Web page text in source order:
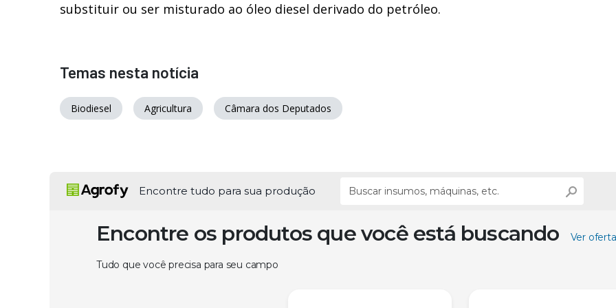
substituir ou ser misturado ao óleo diesel derivado do petróleo.
Temas nesta notícia
Biodiesel Agricultura Câmara dos Deputados
Encontre tudo para sua produção
Encontre os produtos que você está buscando Ver
Tudo que você precisa para seu campo